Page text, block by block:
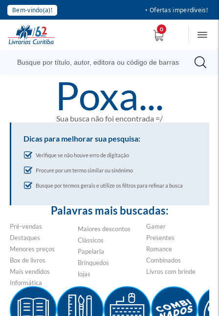
Bem-vindo(a)! • Ofertas imperdíveis!
0
poxa...
Sua busca não foi encontrada =/
Dicas para melhorar sua pesquisa:
Verifique se não houve erro de digitação
Procure por um termo similar ou sinônimo
Busque por termos gerais e utilize os filtros para refinar a busca
Palavras mais buscadas:
Pré-vendas
Destaques
Menores preços
Box de livros
Mais vendidos
Informática
Maiores descontos
Clássicos
Papelaria
Brinquedos
lojas
Gamer
Presentes
Romance
Combinados
Livros com brinde